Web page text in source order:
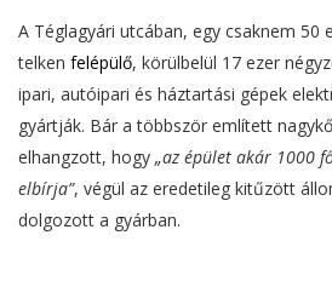
A Téglagyári utcában, egy csaknem 50
telken felépülő, körülbelül 17 ezer
ipari, autóipari és háztartási gépek
gyártják. Bár a többször említett
elhangzott, hogy „az épület akár 1000
elbírja”, végül az eredetileg kitűzött
dolgozott a gyárban.